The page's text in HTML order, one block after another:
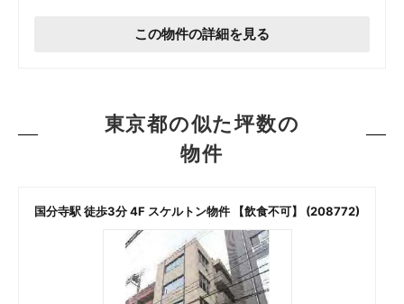
この物件の詳細を見る
東京都の似た坪数の
物件
国分寺駅 徒歩3分 4F スケルトン物件 【飲食不可】 (208772)